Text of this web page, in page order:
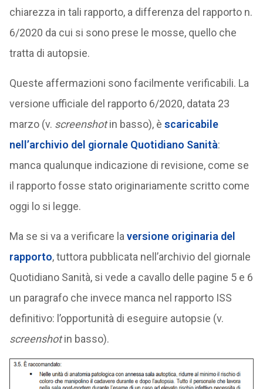
chiarezza in tali rapporto, a differenza del rapporto n.
6/2020 da cui si sono prese le mosse, quello che
tratta di autopsie.
Queste affermazioni sono facilmente verificabili. La
versione ufficiale del rapporto 6/2020, datata 23
marzo (v. screenshotin basso), è scaricabile
nell’archivio del giornale Quotidiano Sanità:
manca qualunque indicazione di revisione, come se
il rapporto fosse stato originariamente scritto come
oggi lo si legge.
Ma se si va a verificare la versione originaria del
rapporto, tuttora pubblicata nell’archivio del giornale
Quotidiano Sanità, si vede a cavallo delle pagine 5 e 6
un paragrafo che invece manca nel rapporto ISS
definitivo: l’opportunità di eseguire autopsie (v.
screenshotin basso).